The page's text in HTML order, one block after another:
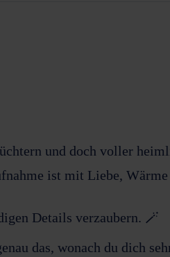
und doch voller
ist mit Liebe,
Details verzaubern. 🪄
das, wonach du dich